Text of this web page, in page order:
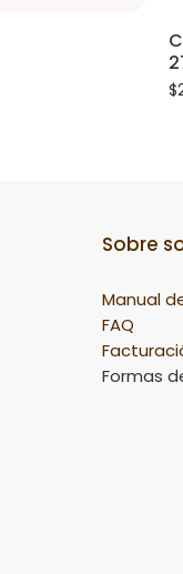
Sobre
Manual
FAQ
Formas